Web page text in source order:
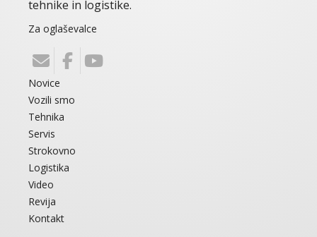
tehnike in logistike.
Za oglaševalce
Novice
Vozili smo
Tehnika
Servis
Strokovno
Logistika
Video
Revija
Kontakt